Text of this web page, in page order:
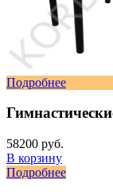
Подробнее
58200 руб.
В корзину
Подробнее